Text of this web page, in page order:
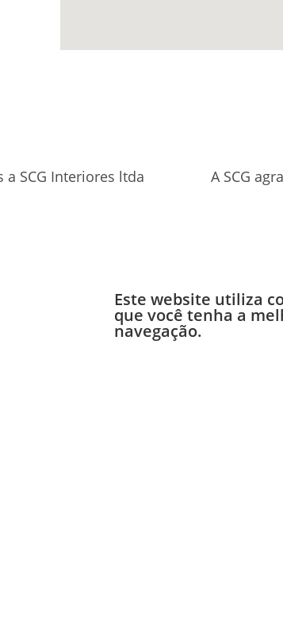
SCG Interiores ltda
A SCG
Este website utiliza
que você tenha a
navegação.